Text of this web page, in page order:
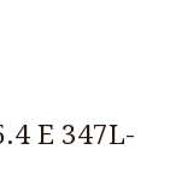
E 347L-